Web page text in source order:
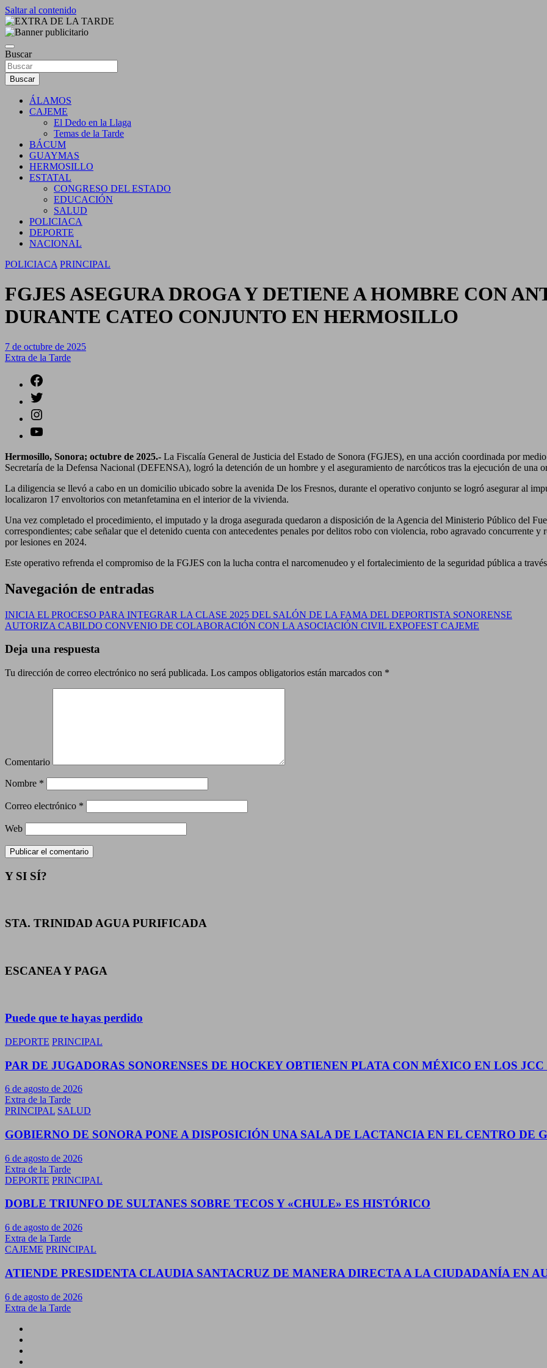
Saltar al contenido
EXTRA DE LA TARDE
Buscar
Buscar
ÁLAMOS
CAJEME
El Dedo en la Llaga
Temas de la Tarde
BÁCUM
GUAYMAS
HERMOSILLO
ESTATAL
CONGRESO DEL ESTADO
EDUCACIÓN
SALUD
POLICIACA
DEPORTE
NACIONAL
POLICIACA PRINCIPAL
FGJES ASEGURA DROGA Y DETIENE A HOMBRE CON
DURANTE CATEO CONJUNTO EN HERMOSILLO
7 de octubre de 2025
Extra de la Tarde
Hermosillo, Sonora; octubre de 2025.- La Fiscalía General de Justicia del Estado de Sonora (FGJES), en una acción coordinada por
Secretaría de la Defensa Nacional (DEFENSA), logró la detención de un hombre y el aseguramiento de narcóticos tras la ejecución de una
La diligencia se llevó a cabo en un domicilio ubicado sobre la avenida De los Fresnos, durante el operativo conjunto se logró asegurar al
localizaron 17 envoltorios con metanfetamina en el interior de la vivienda.
Una vez completado el procedimiento, el imputado y la droga asegurada quedaron a disposición de la Agencia del Ministerio Público del
correspondientes; cabe señalar que el detenido cuenta con antecedentes penales por delitos robo con violencia, robo agravado concurrente
por lesiones en 2024.
Este operativo refrenda el compromiso de la FGJES con la lucha contra el narcomenudeo y el fortalecimiento de la seguridad pública a
Navegación de entradas
INICIA EL PROCESO PARA INTEGRAR LA CLASE 2025 DEL SALÓN DE LA FAMA DEL DEPORTISTA SONORENSE
AUTORIZA CABILDO CONVENIO DE COLABORACIÓN CON LA ASOCIACIÓN CIVIL EXPOFEST CAJEME
Deja una respuesta
Tu dirección de correo electrónico no será publicada. Los campos obligatorios están marcados con *
Comentario
Nombre *
Correo electrónico *
Web
Y SI SÍ?
STA. TRINIDAD AGUA PURIFICADA
ESCANEA Y PAGA
Puede que te hayas perdido
DEPORTE PRINCIPAL
PAR DE JUGADORAS SONORENSES DE HOCKEY OBTIENEN PLATA CON MÉXICO EN LOS JCC
6 de agosto de 2026
Extra de la Tarde
PRINCIPAL SALUD
GOBIERNO DE SONORA PONE A DISPOSICIÓN UNA SALA DE LACTANCIA EN EL CENTRO DE
6 de agosto de 2026
Extra de la Tarde
DEPORTE PRINCIPAL
DOBLE TRIUNFO DE SULTANES SOBRE TECOS Y «CHULE» ES HISTÓRICO
6 de agosto de 2026
Extra de la Tarde
CAJEME PRINCIPAL
ATIENDE PRESIDENTA CLAUDIA SANTACRUZ DE MANERA DIRECTA A LA CIUDADANÍA EN
6 de agosto de 2026
Extra de la Tarde